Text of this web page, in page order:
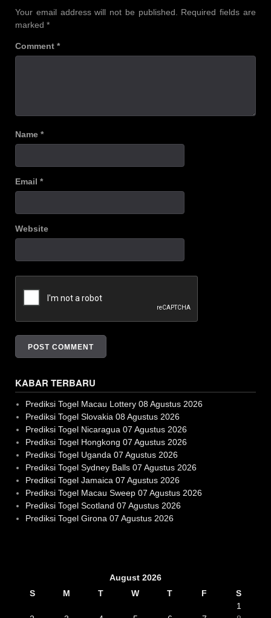
Your email address will not be published.
Required fields are
marked *
Comment *
Name *
Email *
Website
KABAR TERBARU
Prediksi Togel Macau Lottery 08 Agustus 2026
Prediksi Togel Slovakia 08 Agustus 2026
Prediksi Togel Nicaragua 07 Agustus 2026
Prediksi Togel Hongkong 07 Agustus 2026
Prediksi Togel Uganda 07 Agustus 2026
Prediksi Togel Sydney Balls 07 Agustus 2026
Prediksi Togel Jamaica 07 Agustus 2026
Prediksi Togel Macau Sweep 07 Agustus 2026
Prediksi Togel Scotland 07 Agustus 2026
Prediksi Togel Girona 07 Agustus 2026
August 2026
S
M T W T F
S
1